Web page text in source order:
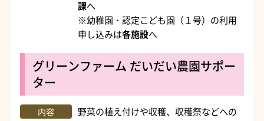
課へ
※幼稚園・認定こども園（１号）の利用
申し込みは各施設へ
グリーンファーム だいだい農園サポー
ター
内容
野菜の植え付けや収穫、収穫祭などへの